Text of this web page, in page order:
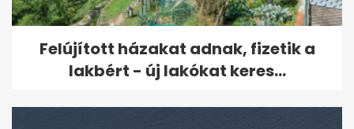
Felújított házakat adnak, fizetik a
lakbért - új lakókat keres...